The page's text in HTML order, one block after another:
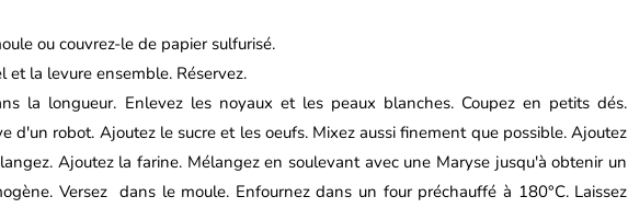
ou couvrez-le de papier sulfurisé.
et la levure ensemble. Réservez.
la longueur. Enlevez les noyaux et les peaux blanches. Coupez en petits dés.
d'un robot. Ajoutez le sucre et les oeufs. Mixez aussi finement que possible. Ajoutez
Ajoutez la farine. Mélangez en soulevant avec une Maryse jusqu'à obtenir un
Versez dans le moule. Enfournez dans un four préchauffé à 180°C. Laissez